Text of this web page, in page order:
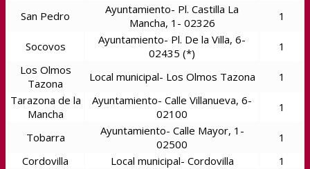
San Pedro
Ayuntamiento- Pl. Castilla La
Mancha, 1- 02326
1
Socovos
Ayuntamiento- Pl. De la Villa, 6-
02435 (*)
1
Los Olmos
Tazona
Local municipal- Los Olmos Tazona
1
Tarazona de la
Mancha
Ayuntamiento- Calle Villanueva, 6-
02100
1
Tobarra
Ayuntamiento- Calle Mayor, 1-
02500
1
Cordovilla
Local municipal- Cordovilla
1